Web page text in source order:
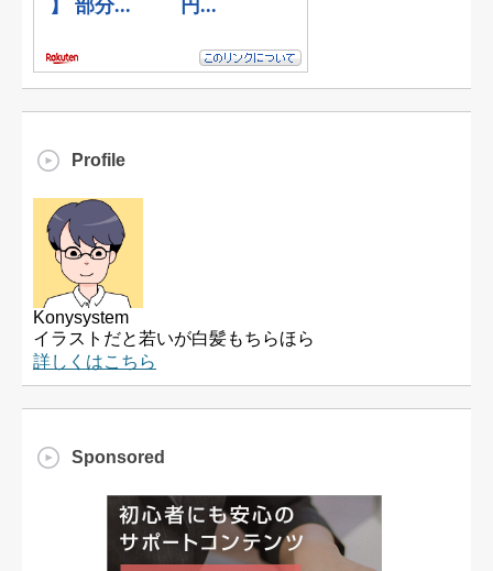
Profile
Konysystem
イラストだと若いが白髪もちらほら
詳しくはこちら
Sponsored